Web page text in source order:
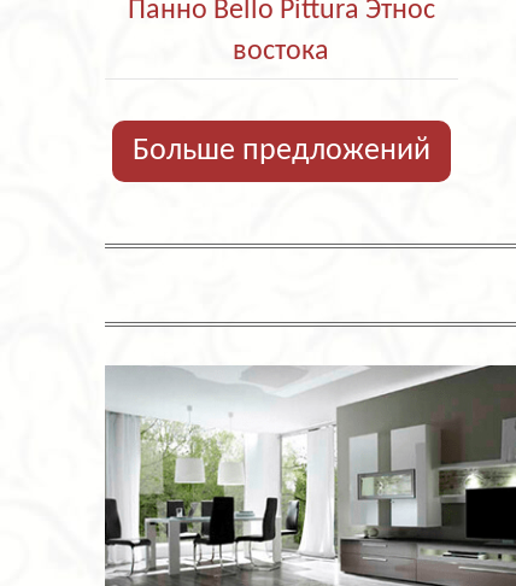
Панно Bello Pittura Этнос
востока
Больше предложений